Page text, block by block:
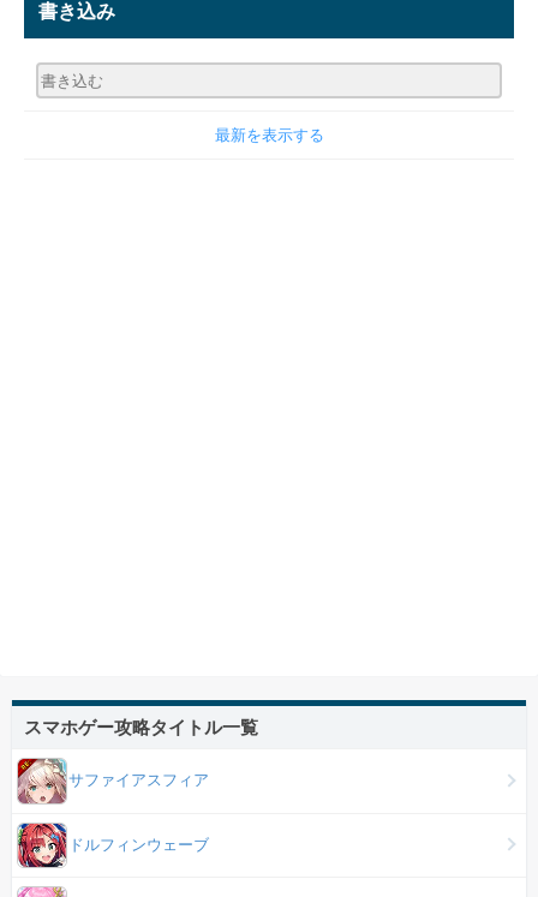
書き込み
最新を表示する
スマホゲー攻略タイトル一覧
サファイアスフィア
ドルフィンウェーブ